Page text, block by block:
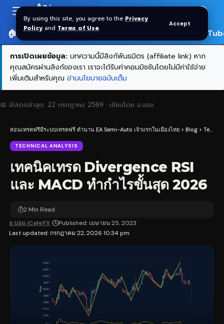
By using this site, you agree to the Privacy
Policy and Terms of Use.
Accept
Resizer
Aa
🏠 หน้าแรก ราคาทอง SPDR 🎬
การเปิดเผยข้อมูล: บทความนี้มีลิงก์พันธมิตร (affiliate link) หาก
คุณสมัครผ่านลิงก์ของเรา เราจะได้รับค่าคอมมิชชันโดยไม่มีค่าใช้จ่าย
เพิ่มเติมสำหรับคุณ อ่านนโยบายฉบับเต็ม
📅 อัปเดตล่าสุด: 22 กรกฎาคม 2569 · เขียนโดย อ.บอม
สอนเทรดฟรีมีระบบเทรดฟรี ตำนาน EA Semi-Auto เจ้าแรกในเมืองไทย > Blog > Technical Analysis
TECHNICAL ANALYSIS
เทคนิคเทรด Divergence RSI
และ MACD ทำกำไรขั้นสุด 2026
Last updated: กรกฎาคม 22, 2026 10:34 pm
อ.บอม iCafeFX Published: เมษายน 25, 2023
2 Min Read